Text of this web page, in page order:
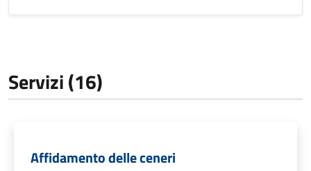
Servizi (16)
Affidamento delle ceneri